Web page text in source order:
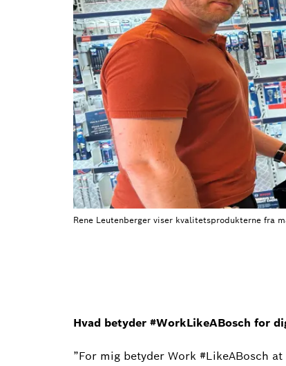
Rene Leutenberger viser kvalitetsprodukterne fra
Hvad betyder #WorkLikeABosch for
”For mig betyder Work #LikeABosch